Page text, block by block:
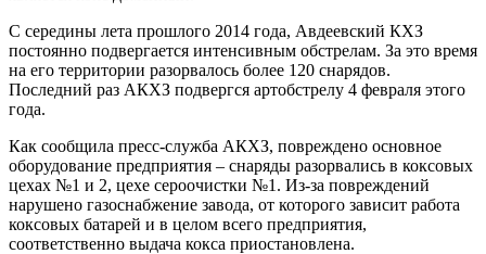
С середины лета прошлого 2014 года, Авдеевский КХЗ
постоянно подвергается интенсивным обстрелам. За это время
на его территории разорвалось более 120 снарядов.
Последний раз АКХЗ подвергся артобстрелу 4 февраля этого
года.
Как сообщила пресс-служба АКХЗ, повреждено основное
оборудование предприятия – снаряды разорвались в коксовых
цехах №1 и 2, цехе сероочистки №1. Из-за повреждений
нарушено газоснабжение завода, от которого зависит работа
коксовых батарей и в целом всего предприятия,
соответственно выдача кокса приостановлена.